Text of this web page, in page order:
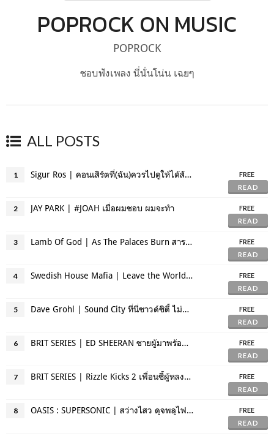
POPROCK ON MUSIC
POPROCK
ชอบฟังเพลง นี่นั่นโน่น เฉยๆ
ALL POSTS
1 Sigur Ros | คอนเสิร์ตที่(ฉัน)ควรไปดูให้ได้สักครั้งก่อนตาย .. และไปมาแล้ว
FREE
READ
2 JAY PARK | #JOAH เมื่อผมชอบ ผมจะทำ
FREE
READ
3 Lamb Of God | As The Palaces Burn สารคดีวงเมทัล ที่อาจทำให้คุณเสียน้ำตา
FREE
READ
4 Swedish House Mafia | Leave the World Behind ทัวร์สุดท้ายของดีเจกรุ๊ปแห่งยุค
FREE
READ
5 Dave Grohl | Sound City ที่นี่ซาวด์ซิตี้ ไม่แน่จริงอยู่ไม่ได้
FREE
READ
6 BRIT SERIES | ED SHEERAN ชายผู้มาพร้อมกับเครื่องหมาย +
FREE
READ
7 BRIT SERIES | Rizzle Kicks 2 เพื่อนซี้ผู้หลงรัก Old School Hiphop
FREE
READ
8 OASIS : SUPERSONIC | สว่างไสว ดุจพลุไฟ สูญสลาย เหลือเพียงควัน
FREE
READ